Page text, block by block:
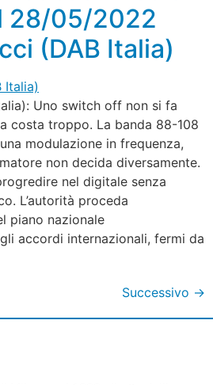
28/05/2022
(DAB Italia)
Uno switch off non si fa
costa troppo. La banda 88-108
modulazione in frequenza,
non decida diversamente.
nel digitale senza
L’autorità proceda
piano nazionale
accordi internazionali, fermi da
Successivo →